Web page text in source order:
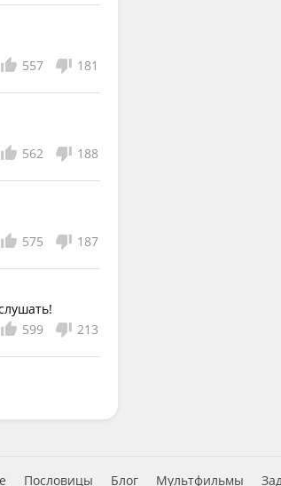
557
181
562
188
575
187
599
213
Пословицы Блог Мультфильмы